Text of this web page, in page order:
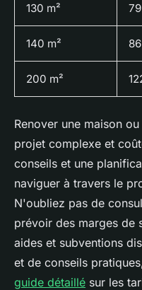
130 m²
140 m²
200 m²
Renover une maison
projet complexe et
conseils et une
naviguer à travers le
N'oubliez pas de
prévoir des marges de
aides et subventions
et de conseils
guide détaillé sur les